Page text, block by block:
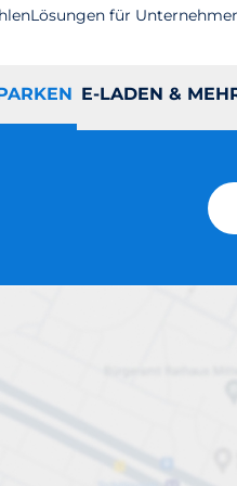
Lösungen für
E-LADEN &